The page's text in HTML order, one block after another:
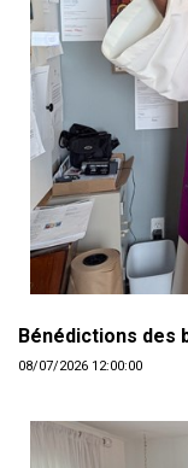
Bénédictions des
08/07/2026 12:00:00